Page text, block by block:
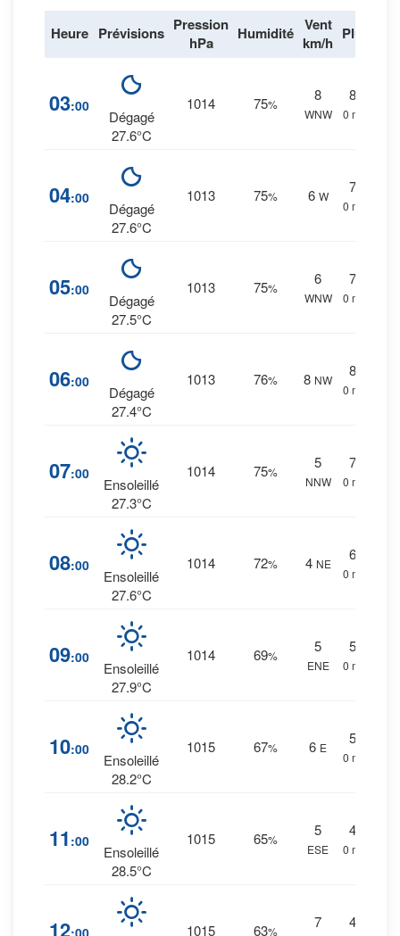
Heure Prévisions Pression
hPa
Humidité Vent
km/h Pluie
03:00
Dégagé
27.6°C
1014 75%
8
WNW
8
0 mm.
04:00
Dégagé
27.6°C
1013 75% 6 W
7
0 mm.
05:00
Dégagé
27.5°C
1013 75%
6
WNW
7
0 mm.
06:00
Dégagé
27.4°C
1013 76% 8 NW
8
0 mm.
07:00
Ensoleillé
27.3°C
1014 75%
5
NNW
7
0 mm.
08:00
Ensoleillé
27.6°C
1014 72% 4 NE
6
0 mm.
09:00
Ensoleillé
27.9°C
1014 69%
5
ENE
5
0 mm.
10:00
Ensoleillé
28.2°C
1015 67% 6 E
5
0 mm.
11 :00
Ensoleillé
28.5°C
1015 65%
5
ESE
4
0 mm.
12:00 1015 63%
7 4